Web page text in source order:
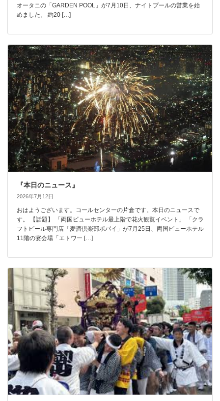
オータニの「GARDEN POOL」が7月10日、ナイトプールの営業を始
めました。 約20 […]
『本日のニュース』
2026年7月12日
おはようございます。コールセンターの片倉です。本日のニュースで
す。 【話題】 「両国ビューホテル最上階で花火観覧イベント」 「クラ
フトビール専門店「麦酒倶楽部ポパイ」が7月25日、両国ビューホテル
11階の宴会場「エトワー […]